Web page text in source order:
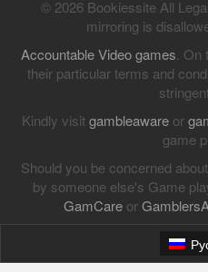
© 2026 Bookiessite All
mirroring is
Accountable Video games .
their particular terms and
Kindly visitgambleawareor
game
Should you be concerned
by someone else's Game
GamCare or